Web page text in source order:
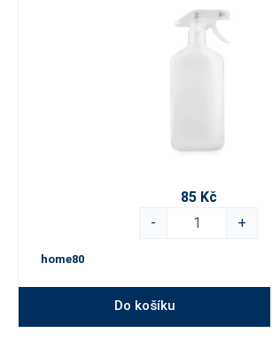
85 Kč
-
+
home80
Do košíku